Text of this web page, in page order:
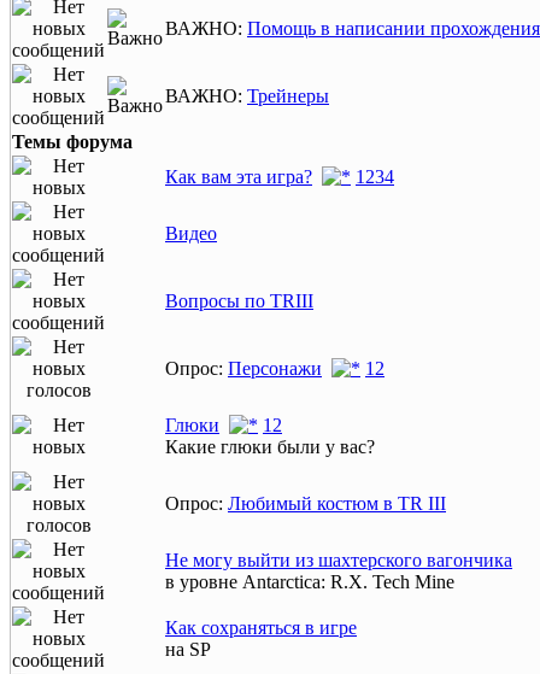
ВАЖНО: Помощь в написании прохождения
ВАЖНО: Трейнеры
Темы форума
Как вам эта игра?
1 234
Видео
Вопросы по TRIII
Опрос: Персонажи 1 2
Глюки 1 2
Какие глюки были у вас?
Опрос: Любимый костюм в TR III
Не могу выйти из шахтерского вагончика
в уровне Antarctica: R.X. Tech Mine
Как сохраняться в игре
на SP